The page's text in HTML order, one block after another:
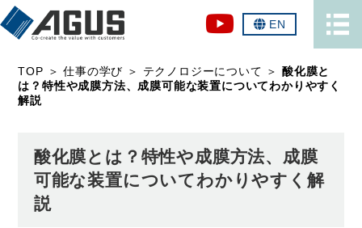
EN
TOP ＞仕事の学び ＞ テクノロジーについて ＞酸化膜と
は？特性や成膜方法、成膜可能な装置についてわかりやすく
解説
酸化膜とは？特性や成膜方法、成膜
可能な装置についてわかりやすく解
説